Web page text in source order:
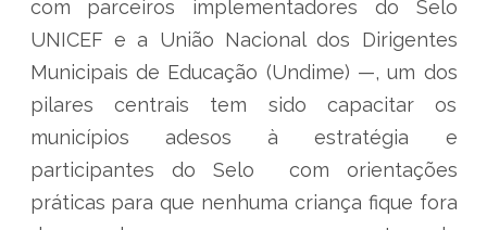
com parceiros implementadores do Selo
UNICEF e a União Nacional dos Dirigentes
Municipais de Educação (Undime) —, um dos
pilares centrais tem sido capacitar os
municípios adesos à estratégia e
participantes do Selo com orientações
práticas para que nenhuma criança fique fora